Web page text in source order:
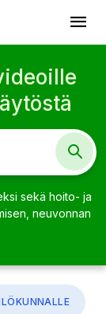
menu
sekä hoito- ja
neuvonnan